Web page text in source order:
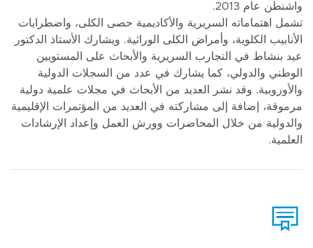
واشنطن عام 2013.
تشمل اهتماماته السريرية والأكاديمية حصى الكلى، واضطرابات
الأنابيب الكلوية، وأمراض الكلى الوراثية. ويشارك الأستاذ الدكتور
عيد بنشاط في التجارب السريرية والأبحاث على المستويين
الوطني والدولي، كما يشارك في عدد من السجلات الدولية
والأوروبية. وقد نشر العديد من الأبحاث في مجلات علمية دولية
مرموقة، إضافة إلى مشاركته في العديد من المؤتمرات الإقليمية
والدولية من خلال المحاضرات وورش العمل وإعداد الإرشادات
العلمية.